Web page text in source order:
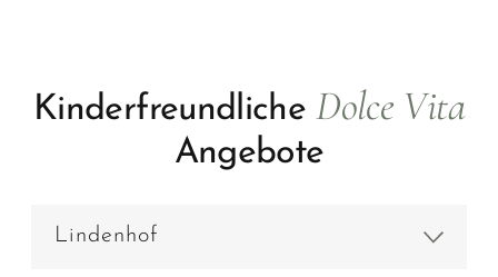
KinderfreundlicheDolce Vita
Angebote
Lindenhof